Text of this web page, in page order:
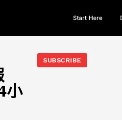
嘴巴」
今日熱門新聞TOP3｜西拉雅
Start Here
小
SUBSCRIBE